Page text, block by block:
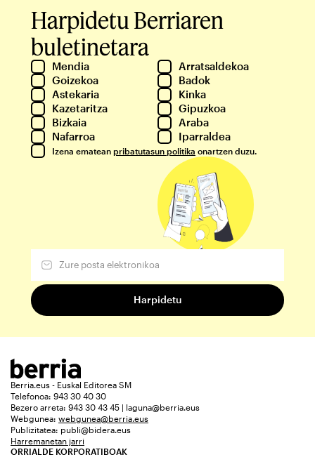
Harpidetu Berriaren
buletinetara
Mendia
Arratsaldekoa
Goizekoa
Badok
Astekaria
Kinka
Kazetaritza
Gipuzkoa
Bizkaia
Araba
Nafarroa
Iparraldea
Izena ematean pribatutasun politika onartzen duzu.
Berria.eus - Euskal Editorea SM
Telefonoa: 943 30 40 30
Bezero arreta: 943 30 43 45 | laguna@berria.eus
Webgunea: webgunea@berria.eus
Publizitatea: publi@bidera.eus
Harremanetan jarri
ORRIALDE KORPORATIBOAK